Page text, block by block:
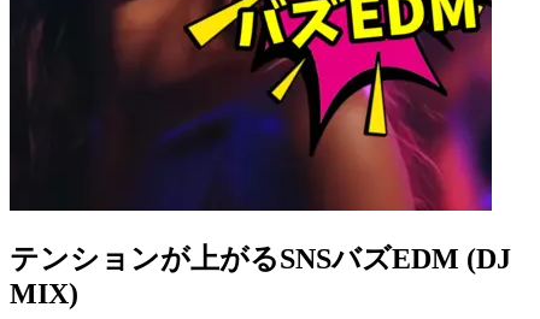
テンションが上がるSNSバズEDM (DJ
MIX)